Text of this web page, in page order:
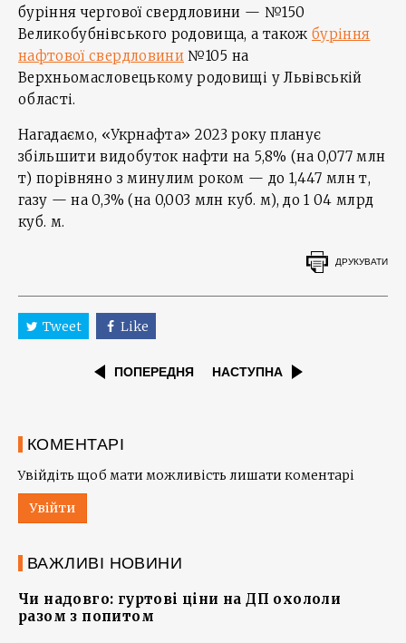
буріння чергової свердловини — №150
Великобубнівського родовища, а також буріння
нафтової свердловини №105 на
Верхньомасловецькому родовищі у Львівській
області.
Нагадаємо, «Укрнафта» 2023 року планує
збільшити видобуток нафти на 5,8% (на 0,077 млн
т) порівняно з минулим роком — до 1,447 млн т,
газу — на 0,3% (на 0,003 млн куб. м), до 1 04 млрд
куб. м.
ДРУКУВАТИ
Tweet Like
ПОПЕРЕДНЯ НАСТУПНА
КОМЕНТАРІ
Увійдіть щоб мати можливість лишати коментарі
Увійти
ВАЖЛИВІ НОВИНИ
Чи надовго: гуртові ціни на ДП охололи
разом з попитом